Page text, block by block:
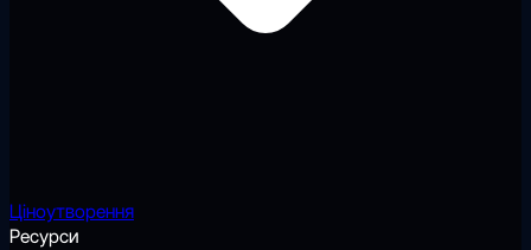
Ціноутворення
Ресурси